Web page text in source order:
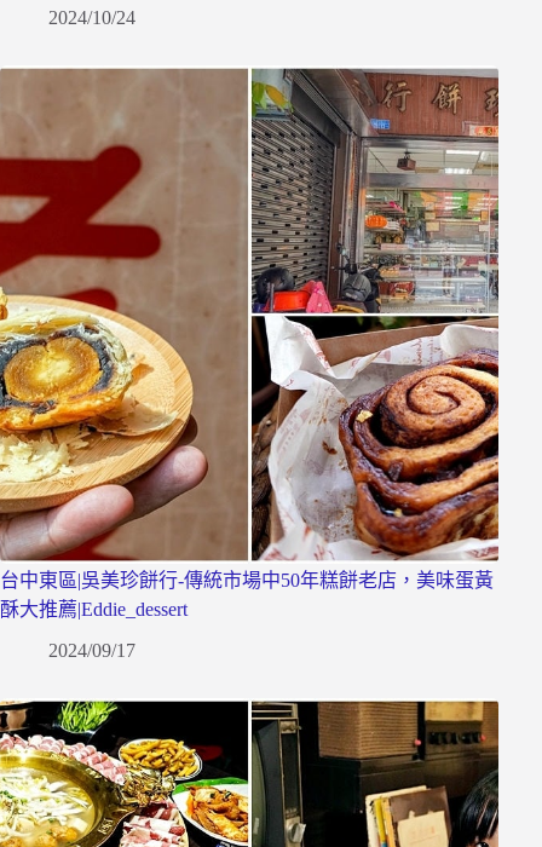
2024/10/24
台中東區|吳美珍餅行-傳統市場中50年糕餅老店，美味蛋黃
酥大推薦|Eddie_dessert
2024/09/17